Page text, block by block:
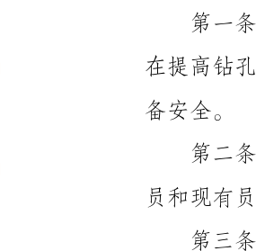
员和现有员工。